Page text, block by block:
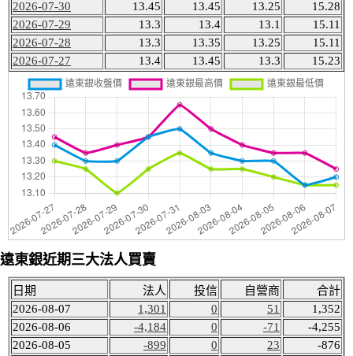
2026-07-30
13.45 13.45 13.25
15.28
2026-07-29
13.3 13.4 13.1
15.11
2026-07-28
13.3 13.35 13.25
15.11
2026-07-27
13.4 13.45 13.3 15.23
遠東銀近期三大法人買賣
日期 法人 投信 自營商
合計
2026-08-07
1,301 0 51
1,352
2026-08-06
-4,184 0 -71
-4,255
2026-08-05
-899 0 23
-876